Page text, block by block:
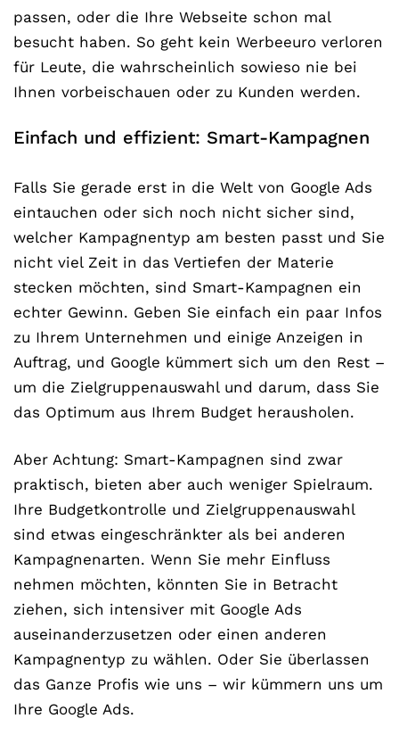
passen, oder die Ihre Webseite schon mal
besucht haben. So geht kein Werbeeuro verloren
für Leute, die wahrscheinlich sowieso nie bei
Ihnen vorbeischauen oder zu Kunden werden.
Einfach und effizient: Smart-Kampagnen
Falls Sie gerade erst in die Welt von Google Ads
eintauchen oder sich noch nicht sicher sind,
welcher Kampagnentyp am besten passt und Sie
nicht viel Zeit in das Vertiefen der Materie
stecken möchten, sind Smart-Kampagnen ein
echter Gewinn. Geben Sie einfach ein paar Infos
zu Ihrem Unternehmen und einige Anzeigen in
Auftrag, und Google kümmert sich um den Rest –
um die Zielgruppenauswahl und darum, dass Sie
das Optimum aus Ihrem Budget herausholen.
Aber Achtung: Smart-Kampagnen sind zwar
praktisch, bieten aber auch weniger Spielraum.
Ihre Budgetkontrolle und Zielgruppenauswahl
sind etwas eingeschränkter als bei anderen
Kampagnenarten. Wenn Sie mehr Einfluss
nehmen möchten, könnten Sie in Betracht
ziehen, sich intensiver mit Google Ads
auseinanderzusetzen oder einen anderen
Kampagnentyp zu wählen. Oder Sie überlassen
das Ganze Profis wie uns – wir kümmern uns um
Ihre Google Ads.